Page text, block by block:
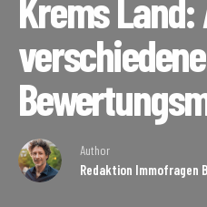
Krems
Author
Redaktion Immofragen